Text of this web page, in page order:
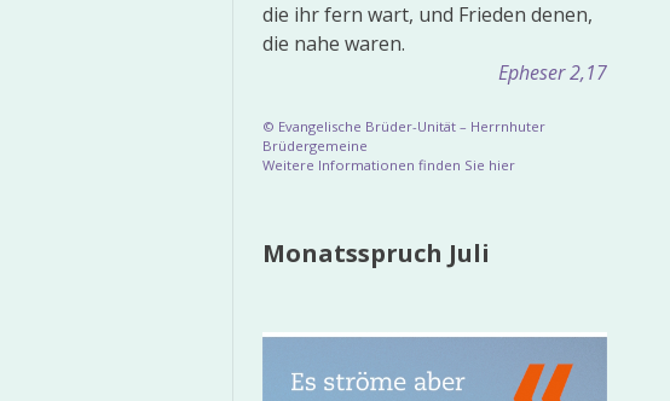
die ihr fern wart, und Frieden denen,
die nahe waren.
Epheser 2,17
© Evangelische Brüder-Unität – Herrnhuter
Brüdergemeine
Weitere Informationen finden Sie hier
Monatsspruch Juli